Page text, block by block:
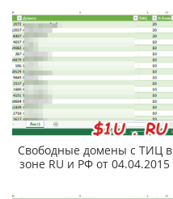
Свободные домены с ТИЦ в
зоне RU и РФ от 04.04.2015